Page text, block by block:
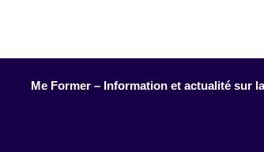
Me Former – Information et actualité sur